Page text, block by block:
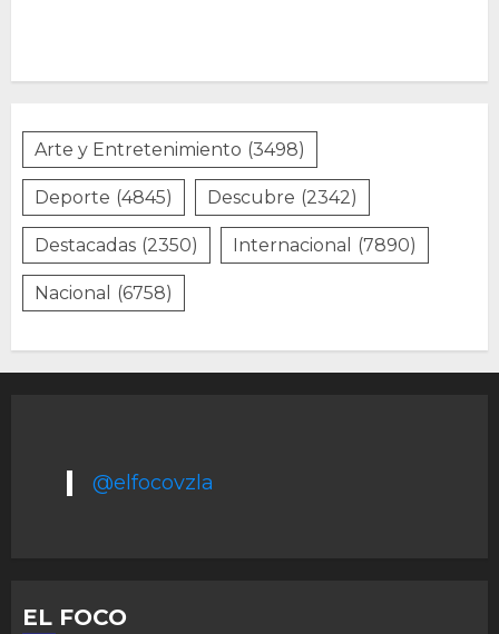
Arte y Entretenimiento (3498)
Deporte (4845) Descubre (2342)
Destacadas (2350) Internacional (7890)
Nacional (6758)
@elfocovzla
EL FOCO